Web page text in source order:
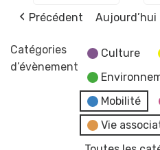
Précédent
Aujourd’hui
Catégories
d’évènement
Culture
Mobilité
Vie